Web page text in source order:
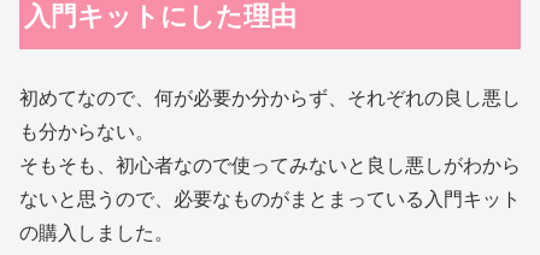
入門キットにした理由
初めてなので、何が必要か分からず、それぞれの良し悪し
も分からない。
そもそも、初心者なので使ってみないと良し悪しがわから
ないと思うので、必要なものがまとまっている入門キット
の購入しました。